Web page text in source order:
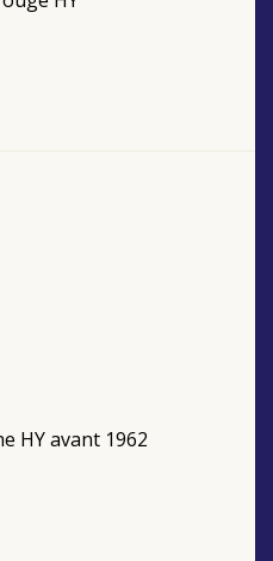
HY avant 1962